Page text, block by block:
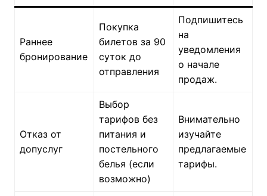
Раннее
бронирование
Покупка
билетов за 90
суток до
отправления
Подпишитесь
на
уведомления
о начале
продаж.
Отказ от
допуслуг
Выбор
тарифов без
питания и
постельного
белья (если
возможно)
Внимательно
изучайте
предлагаемые
тарифы.